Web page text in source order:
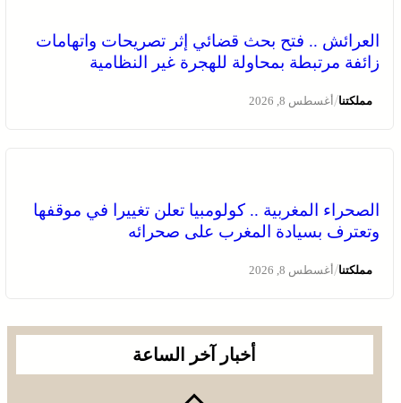
العرائش .. فتح بحث قضائي إثر تصريحات واتهامات
زائفة مرتبطة بمحاولة للهجرة غير النظامية
مملكتنا/أغسطس 8, 2026
الصحراء المغربية .. كولومبيا تعلن تغييرا في موقفها
وتعترف بسيادة المغرب على صحرائه
مملكتنا/أغسطس 8, 2026
أخبار آخر الساعة
برقية تعزية ومواساة من أسرة جريدة “مملكتنا” إلى الأستاذ
المرحوم مُّحمد العمراني